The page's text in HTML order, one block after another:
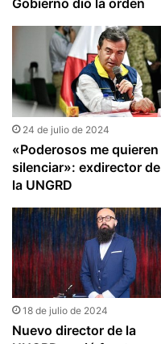
24 de julio de 2024
«Poderosos me quieren
silenciar»: exdirector de
la UNGRD
18 de julio de 2024
Nuevo director de la